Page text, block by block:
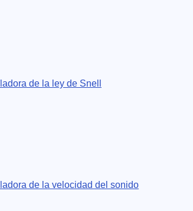
de la ley de Snell
de la velocidad del sonido